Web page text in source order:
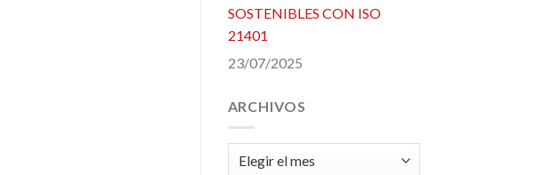
SOSTENIBLES CON ISO
21401
23/07/2025
ARCHIVOS